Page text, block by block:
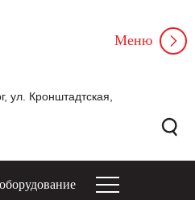
ул. Кронштадтская,
Меню